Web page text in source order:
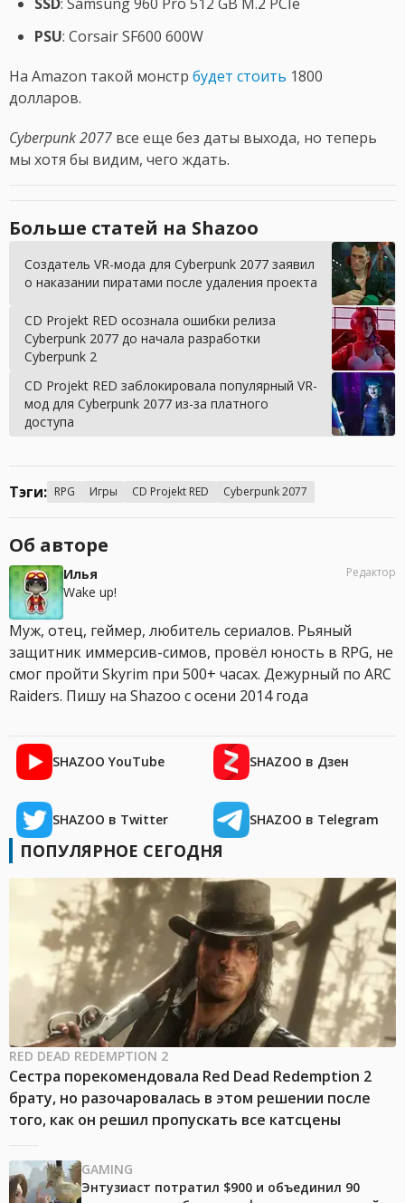
PSU: Corsair SF600 600W
На Amazon такой монстр будет стоить 1800
долларов.
Cyberpunk 2077 все еще без даты выхода, но теперь
мы хотя бы видим, чего ждать.
Больше статей на Shazoo
Создатель VR-мода для Cyberpunk 2077 заявил
о наказании пиратами после удаления проекта
CD Projekt RED осознала ошибки релиза
Cyberpunk 2077 до начала разработки
Cyberpunk 2
CD Projekt RED заблокировала популярный VR-
мод для Cyberpunk 2077 из-за платного
доступа
Тэги: RPG Игры CD Projekt RED Cyberpunk 2077
Об авторе
Илья
Wake up!
Редактор
Муж, отец, геймер, любитель сериалов. Рьяный
защитник иммерсив-симов, провёл юность в RPG, не
смог пройти Skyrim при 500+ часах. Дежурный по ARC
Raiders. Пишу на Shazoo с осени 2014 года
SHAZOO YouTube SHAZOO в Дзен
SHAZOO в Twitter SHAZOO в Telegram
ПОПУЛЯРНОЕ СЕГОДНЯ
RED DEAD REDEMPTION 2
Сестра порекомендовала Red Dead Redemption 2
брату, но разочаровалась в этом решении после
того, как он решил пропускать все катсцены
GAMING
Энтузиаст потратил $900 и объединил 90